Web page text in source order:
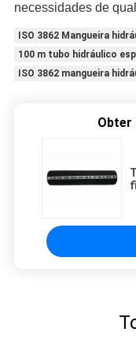
necessidades de
ISO 3862 Mangueira
100 m tubo hidráulico
ISO 3862 mangueira
Obter